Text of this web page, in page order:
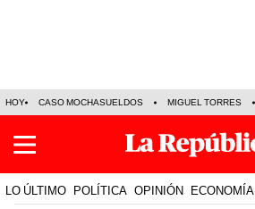
HOY CASO MOCHASUELDOS MIGUEL TORRES
LO ÚLTIMO POLÍTICA OPINIÓN ECONOMÍA